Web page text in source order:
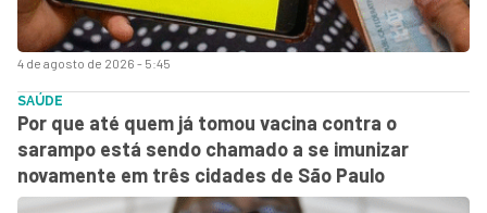
4 de agosto de 2026 - 5:45
SAÚDE
Por que até quem já tomou vacina contra o
sarampo está sendo chamado a se imunizar
novamente em três cidades de São Paulo